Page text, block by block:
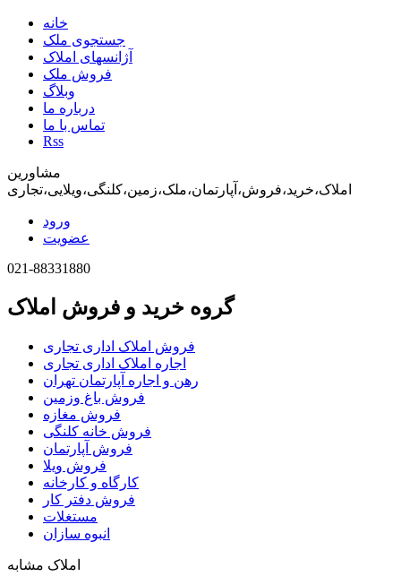
خانه
جستجوی ملک
آژانسهای املاک
فروش ملک
وبلاگ
درباره ما
تماس با ما
Rss
مشاورین
املاک،خرید،فروش،آپارتمان،ملک،زمین،کلنگی،ویلایی،تجاری
ورود
عضویت
021-88331880
گروه خرید و فروش املاک
فروش املاک اداری تجاری
اجاره املاک اداری تجاری
رهن و اجاره آپارتمان تهران
فروش باغ وزمین
فروش مغازه
فروش خانه کلنگی
فروش آپارتمان
فروش ویلا
کارگاه و کارخانه
فروش دفتر کار
مستغلات
انبوه سازان
املاک مشابه